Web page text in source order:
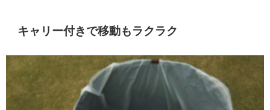
キャリー付きで移動もラクラク